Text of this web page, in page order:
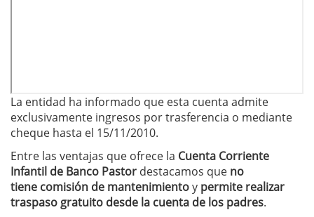
La entidad ha informado que esta cuenta admite
exclusivamente ingresos por trasferencia o mediante
cheque hasta el 15/11/2010.
Entre las ventajas que ofrece la Cuenta Corriente
Infantil de Banco Pastor destacamos que no
tiene comisión de mantenimientoy permite realizar
traspaso gratuito desde la cuenta de los padres.